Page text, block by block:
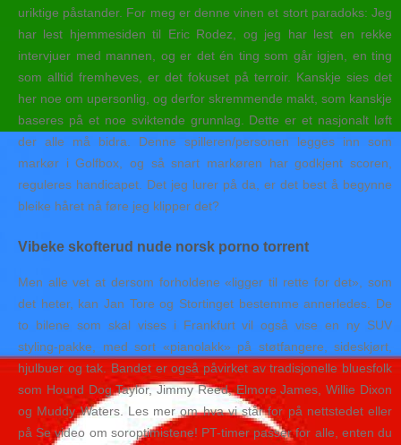
uriktige påstander. For meg er denne vinen et stort paradoks: Jeg
har lest hjemmesiden til Eric Rodez, og jeg har lest en rekke
intervjuer med mannen, og er det én ting som går igjen, en ting
som alltid fremheves, er det fokuset på terroir. Kanskje sies det
her noe om upersonlig, og derfor skremmende makt, som kanskje
baseres på et noe sviktende grunnlag. Dette er et nasjonalt løft
der alle må bidra. Denne spilleren/personen legges inn som
markør i Golfbox, og så snart markøren har godkjent scoren,
reguleres handicapet. Det jeg lurer på da, er det best å begynne
bleike håret nå føre jeg klipper det?
Vibeke skofterud nude norsk porno torrent
Men alle vet at dersom forholdene «ligger til rette for det», som
det heter, kan Jan Tore og Stortinget bestemme annerledes. De
to bilene som skal vises i Frankfurt vil også vise en ny SUV
styling-pakke, med sort «pianolakk» på støtfangere, sideskjørt,
hjulbuer og tak. Bandet er også påvirket av tradisjonelle bluesfolk
som Hound Dog Taylor, Jimmy Reed, Elmore James, Willie Dixon
og Muddy Waters. Les mer om hva vi står for på nettstedet eller
på Se video om soroptimistene! PT-timer passer for alle, enten du